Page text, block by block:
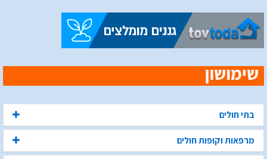
בתי חולים
מרפאות וקופות חולים